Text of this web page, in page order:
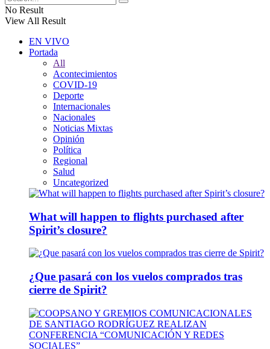
No Result
View All Result
EN VIVO
Portada
All
Acontecimientos
COVID-19
Deporte
Internacionales
Nacionales
Noticias Mixtas
Opinión
Política
Regional
Salud
Uncategorized
What will happen to flights purchased after
Spirit’s closure?
¿Que pasará con los vuelos comprados tras
cierre de Spirit?